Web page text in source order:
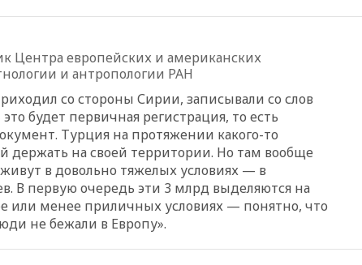
05:10«Одиссея» Нолана
недвижимости в Москве
01:20 Россиянин в среднем
съедает несколько арбузов за
сезон
00:25 В Красноярском крае
идут поиски семьи, пропавшей
во время сплава
Тагила арестовали за реакции
Центра европейских и американских
и антропологии РАН
со стороны Сирии, записывали со слов
будет первичная регистрация, то есть
Турция на протяжении какого-то
держать на своей территории. Но там вообще
в довольно тяжелых условиях — в
В первую очередь эти 3 млрд выделяются на
или менее приличных условиях — понятно, что
не бежали в Европу».